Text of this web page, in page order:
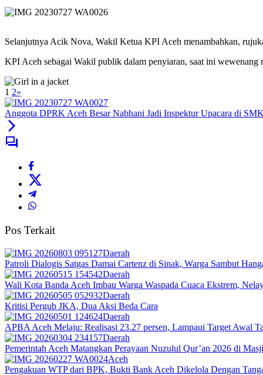
Selanjutnya Acik Nova, Wakil Ketua KPI Aceh menambahkan,
KPI Aceh sebagai Wakil publik dalam penyiaran, saat ini
1 2»
Anggota DPRK Aceh Besar Nabhani Jadi Inspektur Upacara di
Pos Terkait
Daerah
Patroli Dialogis Satgas Damai Cartenz di Sinak, Warga Sambut
Daerah
Wali Kota Banda Aceh Imbau Warga Waspada Cuaca Ekstrem,
Daerah
Kritisi Pergub JKA, Dua Aksi Beda Cara
Daerah
APBA Aceh Melaju: Realisasi 23.27 persen, Lampaui Target Awal
Daerah
Pemerintah Aceh Matangkan Perayaan Nuzulul Qur’an 2026 di
Aceh
Pengakuan WTP dari BPK, Bukti Bank Aceh Dikelola Dengan